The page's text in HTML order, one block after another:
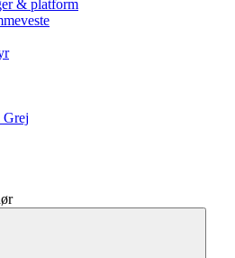
& platform
Grej